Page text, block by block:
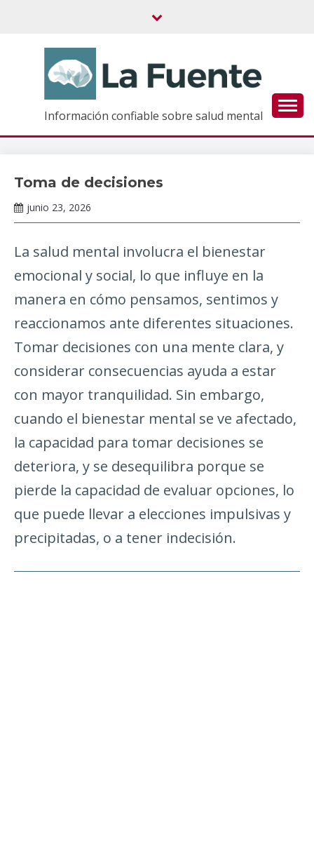
Información confiable sobre salud mental
Tópicos
salud
mental
Toma de decisiones
junio 23, 2026
Claudia
La salud mental involucra el bienestar
emocional y social, lo que influye en la
manera en cómo pensamos, sentimos y
reaccionamos ante diferentes situaciones.
Tomar decisiones con una mente clara, y
considerar consecuencias ayuda a estar
con mayor tranquilidad. Sin embargo,
cuando el bienestar mental se ve afectado,
la capacidad para tomar decisiones se
deteriora, y se desequilibra porque se
pierde la capacidad de evaluar opciones, lo
que puede llevar a elecciones impulsivas y
precipitadas, o a tener indecisión.